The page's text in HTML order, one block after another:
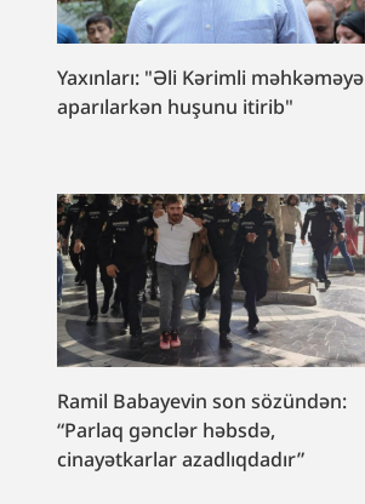
Yaxınları: "Əli Kərimli məhkəməyə
aparılarkən huşunu itirib"
Ramil Babayevin son sözündən:
“Parlaq gənclər həbsdə,
cinayətkarlar azadlıqdadır”